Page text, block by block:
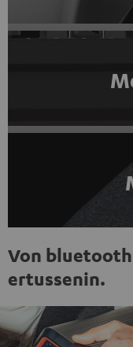
Von
ertussenin.